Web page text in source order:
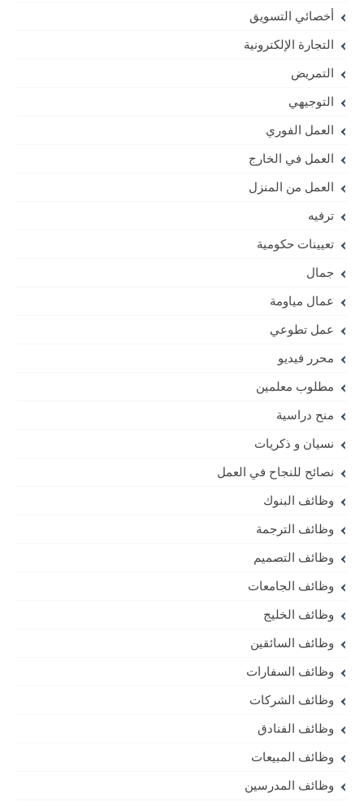
أخصائي التسويق
التجارة الإلكترونية
التمريض
التوجيهي
العمل الفوري
العمل في الخارج
العمل من المنزل
ترفيه
تعيينات حكومية
جمال
عمال مياومة
عمل تطوعي
محرر فيديو
مطلوب معلمين
منح دراسية
نسيان و ذكريات
نصائح للنجاح في العمل
وظائف البنوك
وظائف الترجمة
وظائف التصميم
وظائف الجامعات
وظائف الخليج
وظائف السائقين
وظائف السفارات
وظائف الشركات
وظائف الفنادق
وظائف المبيعات
وظائف المدرسين